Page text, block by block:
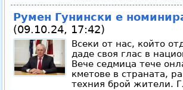
Румен Гунински е
(09.10.24, 17:42)
Всеки от нас, който
даде своя глас в
Вече седмица тече
кметове в страната,
техния брой жители.